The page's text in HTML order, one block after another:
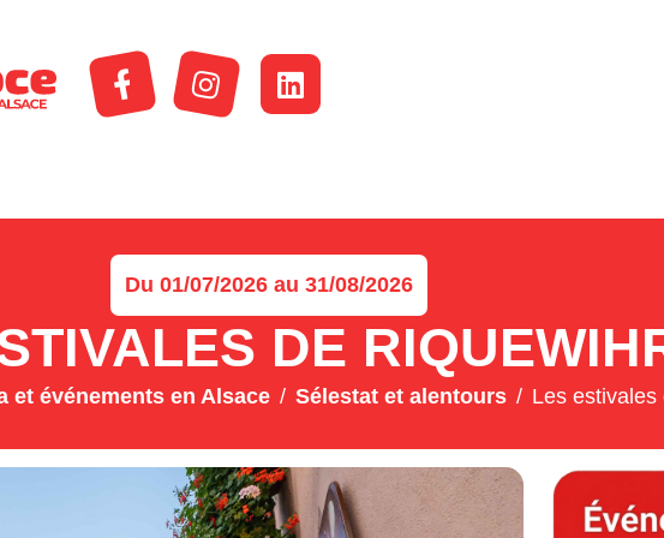
Du 01/07/2026 au 31/08/2026
DE
et événements en Alsace Sélestat et alentours Les